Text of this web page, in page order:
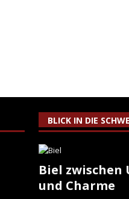
BLICK IN DIE
Biel
und Charme